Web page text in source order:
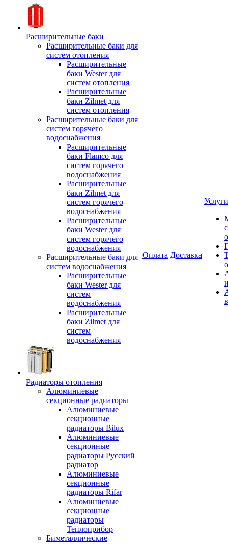
Расширительные баки
Расширительные баки для
систем отопления
Расширительные
баки Wester для
систем отопления
Расширительные
баки Zilmet для
систем отопления
Расширительные баки для
систем горячего
водоснабжения
Расширительные
баки Flamco для
систем горячего
водоснабжения
Расширительные
баки Zilmet для
систем горячего
водоснабжения
Расширительные
баки Wester для
систем горячего
водоснабжения
Расширительные баки для
систем водоснабжения
Расширительные
баки Wester для
систем
водоснабжения
Расширительные
баки Zilmet для
систем
водоснабжения
Радиаторы отопления
Алюминиевые
секционные радиаторы
Алюминиевые
секционные
радиаторы Bilux
Алюминиевые
секционные
радиаторы Русский
радиатор
Алюминиевые
секционные
радиаторы Rifar
Алюминиевые
секционные
радиаторы
Теплоприбор
Биметаллические
Оплата Доставка
Услуги